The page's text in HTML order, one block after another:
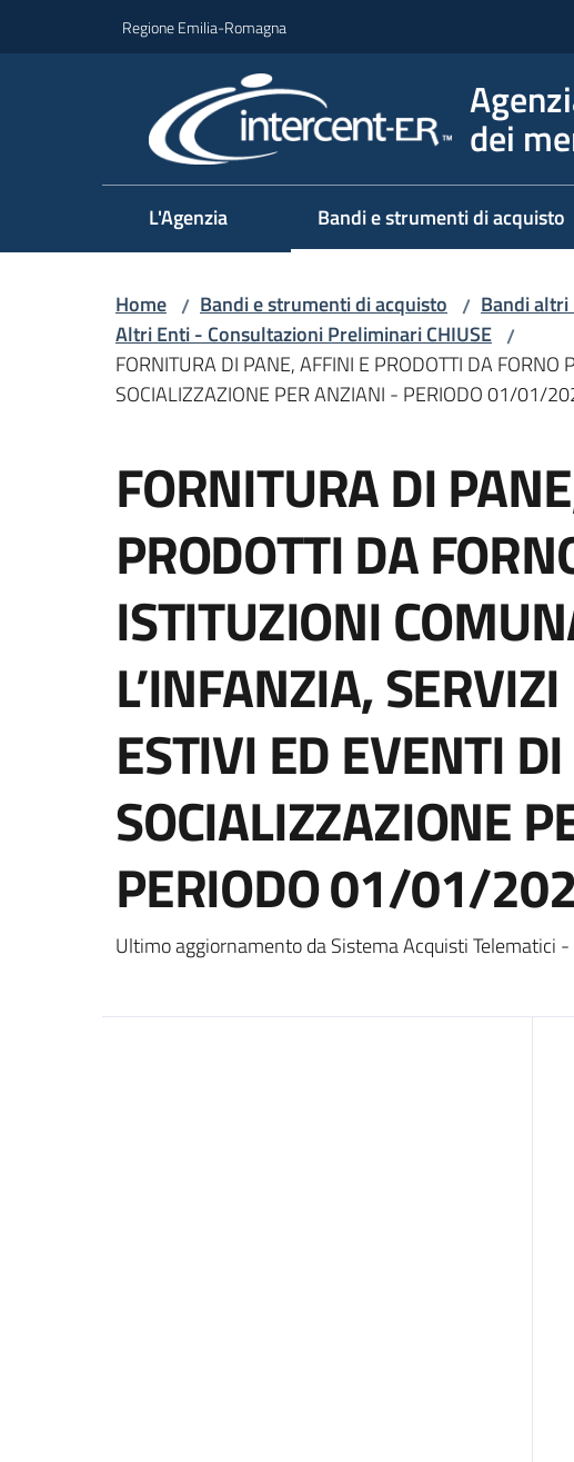
Regione Emilia-Romagna
dei
L'Agenzia Bandi e strumenti di acquisto
Home / Bandi e strumenti di acquisto / Bandi altri
Altri Enti - Consultazioni Preliminari CHIUSE /
FORNITURA DI PANE, AFFINI E PRODOTTI DA FORNO
SOCIALIZZAZIONE PER ANZIANI - PERIODO 01/01/
FORNITURA DI
PRODOTTI DA
ISTITUZIONI
L’INFANZIA,
ESTIVI ED EVENTI DI
SOCIALIZZAZIONE
PERIODO 01/01/
Ultimo aggiornamento da Sistema Acquisti Telematici -